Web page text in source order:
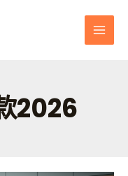
2026